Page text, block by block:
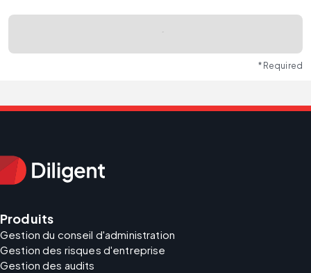
* Required
Produits
Gestion du conseil d'administration
Gestion des risques d'entreprise
Gestion des audits